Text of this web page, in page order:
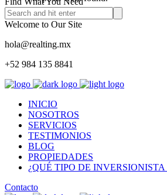
Welcome to Our Site
hola@realting.mx
+52 984 135 8841
INICIO
NOSOTROS
SERVICIOS
TESTIMONIOS
BLOG
PROPIEDADES
¿QUÉ TIPO DE
Contacto